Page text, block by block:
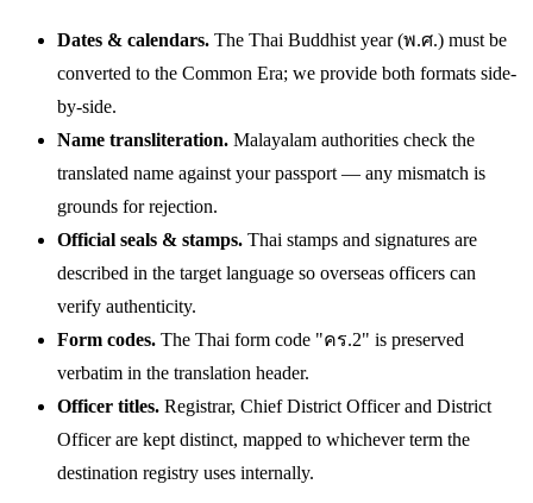
Dates & calendars. The Thai Buddhist year (พ.ศ.) must be
converted to the Common Era; we provide both formats side-
by-side.
Name transliteration. Malayalam authorities check the
translated name against your passport — any mismatch is
grounds for rejection.
Official seals & stamps. Thai stamps and signatures are
described in the target language so overseas officers can
verify authenticity.
Form codes. The Thai form code "คร.2" is preserved
verbatim in the translation header.
Officer titles. Registrar, Chief District Officer and District
Officer are kept distinct, mapped to whichever term the
destination registry uses internally.